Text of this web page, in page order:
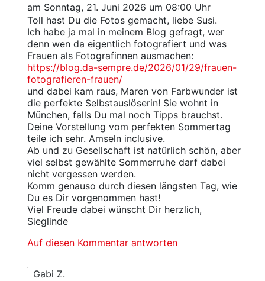
am Sonntag, 21. Juni 2026 um 08:00 Uhr
Toll hast Du die Fotos gemacht, liebe Susi.
Ich habe ja mal in meinem Blog gefragt, wer
denn wen da eigentlich fotografiert und was
Frauen als Fotografinnen ausmachen:
https://blog.da-sempre.de/2026/01/29/frauen-
fotografieren-frauen/
und dabei kam raus, Maren von Farbwunder ist
die perfekte Selbstauslöserin! Sie wohnt in
München, falls Du mal noch Tipps brauchst.
Deine Vorstellung vom perfekten Sommertag
teile ich sehr. Amseln inclusive.
Ab und zu Gesellschaft ist natürlich schön, aber
viel selbst gewählte Sommerruhe darf dabei
nicht vergessen werden.
Komm genauso durch diesen längsten Tag, wie
Du es Dir vorgenommen hast!
Viel Freude dabei wünscht Dir herzlich,
Sieglinde
Auf diesen Kommentar antworten
Gabi Z.